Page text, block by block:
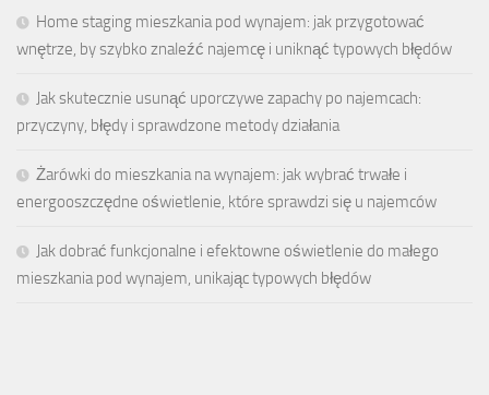
Home staging mieszkania pod wynajem: jak przygotować
wnętrze, by szybko znaleźć najemcę i uniknąć typowych błędów
Jak skutecznie usunąć uporczywe zapachy po najemcach:
przyczyny, błędy i sprawdzone metody działania
Żarówki do mieszkania na wynajem: jak wybrać trwałe i
energooszczędne oświetlenie, które sprawdzi się u najemców
Jak dobrać funkcjonalne i efektowne oświetlenie do małego
mieszkania pod wynajem, unikając typowych błędów